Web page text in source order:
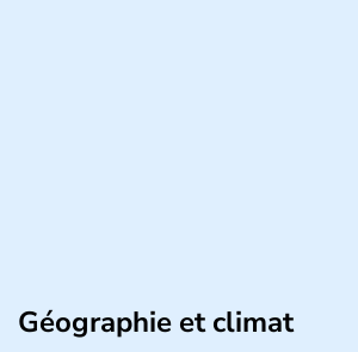
Géographie et climat